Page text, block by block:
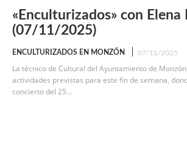
«Enculturizados» con Elena
(07/11/2025)
ENCULTURIZADOS EN MONZÓN 07/11/2025
La técnico de Cultural del Ayuntamiento de
actividades previstas para este fin de semana,
concierto del 25...